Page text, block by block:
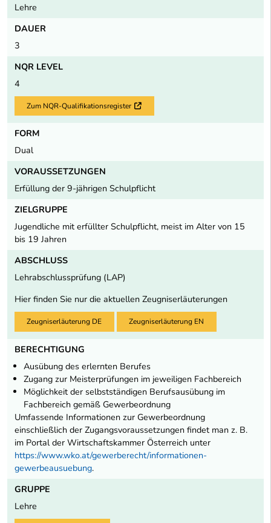
Lehre
DAUER
3
NQR LEVEL
4
Zum NQR-Qualifikationsregister Externer Link
FORM
Dual
VORAUSSETZUNGEN
Erfüllung der 9-jährigen Schulpflicht
ZIELGRUPPE
Jugendliche mit erfüllter Schulpflicht, meist im Alter von 15
bis 19 Jahren
ABSCHLUSS
Lehrabschlussprüfung (LAP)
Hier finden Sie nur die aktuellen Zeugniserläuterungen
Zeugniserläuterung DE Zeugniserläuterung EN
BERECHTIGUNG
Ausübung des erlernten Berufes
Zugang zur Meisterprüfungen im jeweiligen Fachbereich
Möglichkeit der selbstständigen Berufsausübung im
Fachbereich gemäß Gewerbeordnung
Umfassende Informationen zur Gewerbeordnung
einschließlich der Zugangsvoraussetzungen findet man z. B.
im Portal der Wirtschaftskammer Österreich unter
https://www.wko.at/gewerberecht/informationen-
gewerbeausuebung.
GRUPPE
Lehre